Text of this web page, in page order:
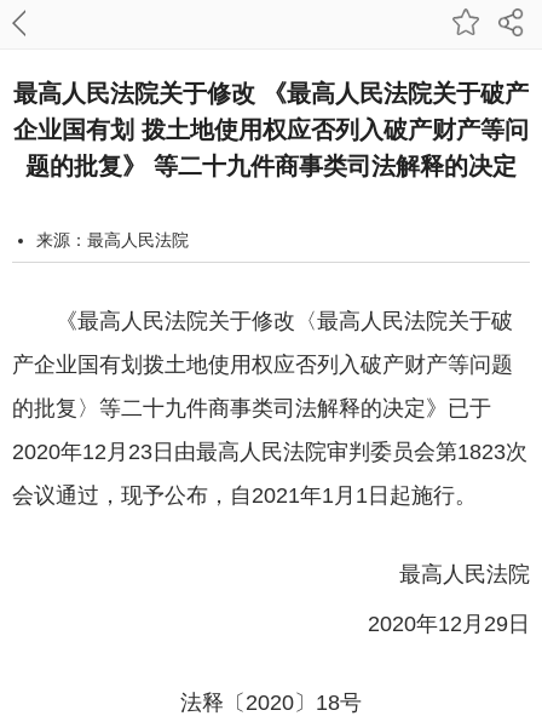
最高人民法院关于修改 《最高人民法院关于破产
企业国有划 拨土地使用权应否列入破产财产等问
题的批复》 等二十九件商事类司法解释的决定
来源：最高人民法院
字号：
《最高人民法院关于修改〈最高人民法院关于破
产企业国有划拨土地使用权应否列入破产财产等问题
的批复〉等二十九件商事类司法解释的决定》已于
2020年12月23日由最高人民法院审判委员会第1823次
会议通过，现予公布，自2021年1月1日起施行。
最高人民法院
2020年12月29日
法释〔2020〕18号